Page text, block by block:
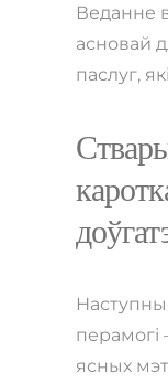
Веданне
асновай
паслуг,
ясных